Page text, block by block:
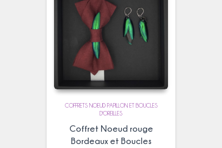
COFFRETS NOEUD PAPILLON ET BOUCLES
D'OREILLES
Coffret Noeud rouge
Bordeaux et Boucles